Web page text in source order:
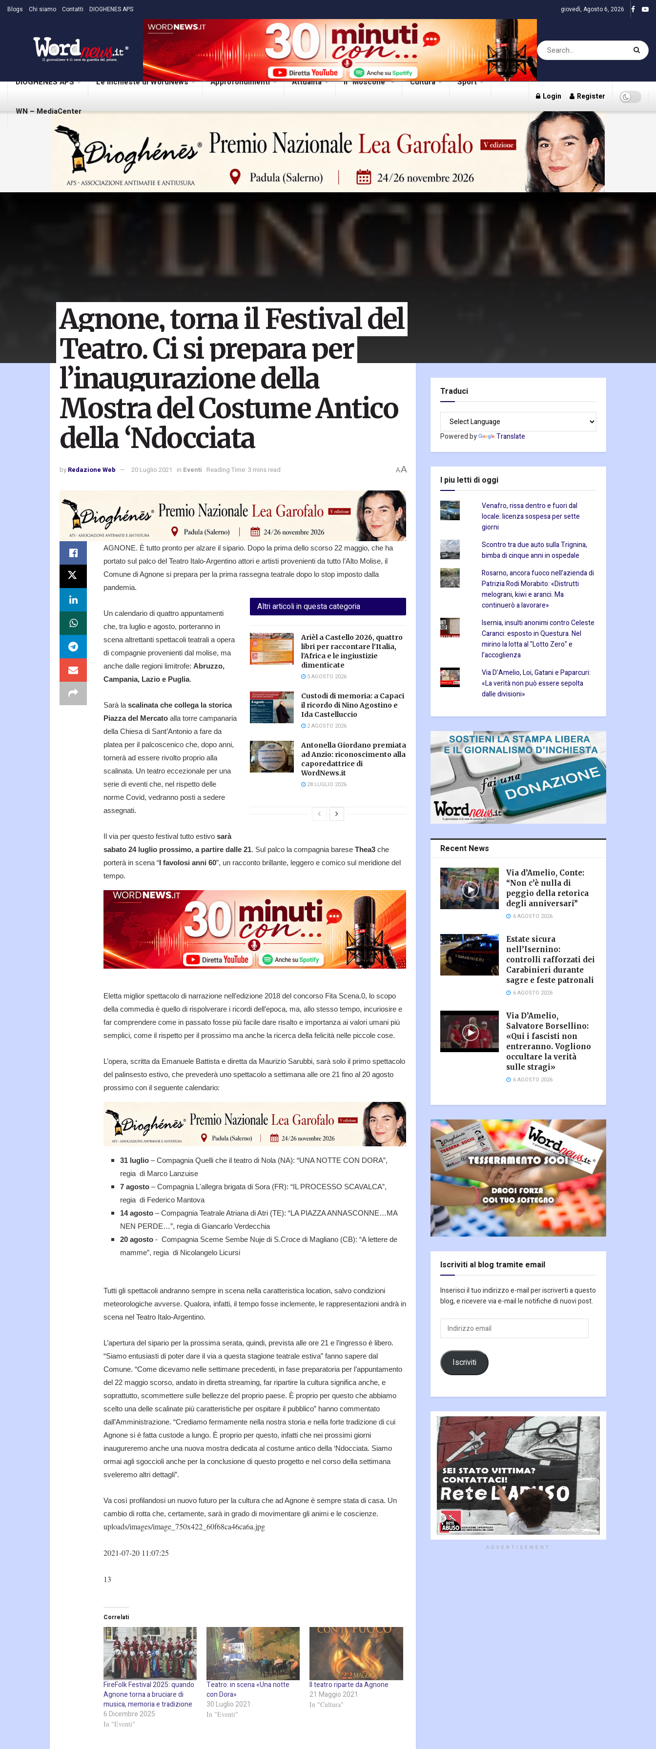
Blogs Chi siamo Contatti DIOGHENES APS giovedì, Agosto 6, 2026
DIOGHENES APS Le inchieste di WordNews Approfondimenti Attualità Il “Moscone” Cultura Sport
WN – MediaCenter
Login Register
Agnone, torna il Festival del
Teatro. Ci si prepara per
l’inaugurazione della
Mostra del Costume Antico
della ‘Ndocciata
by Redazione Web 20 Luglio 2021 in Eventi Reading Time: 3 mins read AA
AGNONE. È tutto pronto per alzare il sipario. Dopo la prima dello scorso 22 maggio, che ha
portato sul palco del Teatro Italo-Argentino attori e artisti provenienti da tutto l’Alto Molise, il
Comune di Agnone si prepara per la prima rassegna teatrale dopo lo stop imposto dalla
pandemia.
Altri articoli in questa categoria
Arièl a Castello 2026, quattro
libri per raccontare l’Italia,
l’Africa e le ingiustizie
dimenticate
5 AGOSTO 2026
Custodi di memoria: a Capaci
il ricordo di Nino Agostino e
Ida Castelluccio
2 AGOSTO 2026
Antonella Giordano premiata
ad Anzio: riconoscimento alla
caporedattrice di
WordNews.it
28 LUGLIO 2026
Un calendario di quattro appuntamenti
che, tra luglio e agosto, porteranno in
scena altrettanti spettacoli teatrali a opera
di compagnie provenienti dal molise, ma
anche dalle regioni limitrofe: Abruzzo,
Campania, Lazio e Puglia.
Sarà lascalinata che collega la storica
Piazza del Mercato alla torre campanaria
della Chiesa di Sant’Antonio a fare da
platea per il palcoscenico che, dopo anni,
tornerà ad essere rivolto proprio alla
scalinata. Un teatro eccezionale per una
serie di eventi che, nel rispetto delle
norme Covid, vedranno posti a sedere
assegnati.
Il via per questo festival tutto estivo sarà
sabato 24 luglio prossimo, a partire dalle 21. Sul palco la compagnia barese Thea3 che
porterà in scena “ I favolosi anni 60”, un racconto brillante, leggero e comico sul meridione del
tempo.
Eletta miglior spettacolo di narrazione nell’edizione 2018 del concorso Fita Scena.0, lo scopo
della commedia è quello di rispolverare i ricordi dell’epoca, ma, allo stesso tempo, incuriosire e
far comprendere come in passato fosse più facile dare risalto e importanza ai valori umani più
semplici, come il rispetto per il prossimo ma anche la ricerca della felicità nelle piccole cose.
L’opera, scritta da Emanuele Battista e diretta da Maurizio Sarubbi, sarà solo il primo spettacolo
del palinsesto estivo, che prevederà uno spettacolo a settimana alle ore 21 fino al 20 agosto
prossimo con il seguente calendario:
31 luglio – Compagnia Quelli che il teatro di Nola (NA): “UNA NOTTE CON DORA”,
regia di Marco Lanzuise
7 agosto – Compagnia L'allegra brigata di Sora (FR): “IL PROCESSO SCAVALCA”,
regia di Federico Mantova
14 agosto – Compagnia Teatrale Atriana di Atri (TE): “LA PIAZZA ANNASCONNE…MA
NEN PERDE…”, regia di Giancarlo Verdecchia
20 agosto - Compagnia Sceme Sembe Nuje di S.Croce di Magliano (CB): “A lettere de
mamme”, regia di Nicolangelo Licursi
Tutti gli spettacoli andranno sempre in scena nella caratteristica location, salvo condizioni
meteorologiche avverse. Qualora, infatti, il tempo fosse inclemente, le rappresentazioni andrà in
scena nel Teatro Italo-Argentino.
L’apertura del sipario per la prossima serata, quindi, prevista alle ore 21 e l’ingresso è libero.
“Siamo entusiasti di poter dare il via a questa stagione teatrale estiva” fanno sapere dal
Comune. “Come dicevamo nelle settimane precedenti, in fase preparatoria per l’appuntamento
del 22 maggio scorso, andato in diretta streaming, far ripartire la cultura significa anche, e
soprattutto, scommettere sulle bellezze del proprio paese. È proprio per questo che abbiamo
scelto una delle scalinate più caratteristiche per ospitare il pubblico” hanno commentato
dall’Amministrazione. “Crediamo fermamente nella nostra storia e nella forte tradizione di cui
Agnone si è fatta custode a lungo. È proprio per questo, infatti che nei prossimi giorni
inaugureremo anche una nuova mostra dedicata al costume antico della ‘Ndocciata. Siamo
ormai agli sgoccioli anche per la conclusione di questo progetto e nel corso della settimana
sveleremo altri dettagli”.
Va così profilandosi un nuovo futuro per la cultura che ad Agnone è sempre stata di casa. Un
cambio di rotta che, certamente, sarà in grado di movimentare gli animi e le coscienze.
uploads/images/image_750x422_60f68ca46ca6a.jpg
2021-07-20 11:07:25
13
Correlati
FireFolk Festival 2025: quando
Agnone torna a bruciare di
musica, memoria e tradizione
6 Dicembre 2025
In "Eventi"
Teatro: in scena «Una notte
con Dora»
30 Luglio 2021
In "Eventi"
Il teatro riparte da Agnone
21 Maggio 2021
In "Cultura"
Traduci
Powered by Translate
I piu letti di oggi
Venafro, rissa dentro e fuori dal
locale: licenza sospesa per sette
giorni
Scontro tra due auto sulla Trignina,
bimba di cinque anni in ospedale
Rosarno, ancora fuoco nell’azienda di
Patrizia Rodi Morabito: «Distrutti
melograni, kiwi e aranci. Ma
continuerò a lavorare»
Isernia, insulti anonimi contro Celeste
Caranci: esposto in Questura. Nel
mirino la lotta al "Lotto Zero" e
l’accoglienza
Via D’Amelio, Loi, Gatani e Paparcuri:
«La verità non può essere sepolta
dalle divisioni»
Recent News
Via d’Amelio, Conte:
“Non c’è nulla di
peggio della retorica
degli anniversari”
6 AGOSTO 2026
Estate sicura
nell’Isernino:
controlli rafforzati dei
Carabinieri durante
sagre e feste patronali
6 AGOSTO 2026
Via D’Amelio,
Salvatore Borsellino:
«Qui i fascisti non
entreranno. Vogliono
occultare la verità
sulle stragi»
6 AGOSTO 2026
Iscriviti al blog tramite email
Inserisci il tuo indirizzo e-mail per iscriverti a questo
blog, e ricevere via e-mail le notifiche di nuovi post.
Indirizzo
email
Iscriviti
ADVERTISEMENT